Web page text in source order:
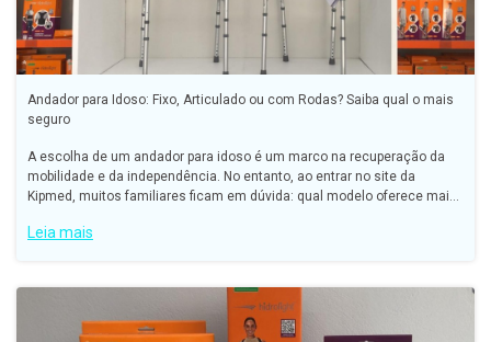
Andador para Idoso: Fixo, Articulado ou com Rodas? Saiba qual o mais
seguro
A escolha de um andador para idoso é um marco na recuperação da
mobilidade e da independência. No entanto, ao entrar no site da
Kipmed, muitos familiares ficam em dúvida: qual modelo oferece mais
Leia mais